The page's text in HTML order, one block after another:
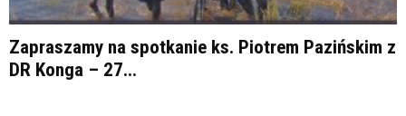
Zapraszamy na spotkanie ks. Piotrem Pazińskim z
DR Konga – 27...